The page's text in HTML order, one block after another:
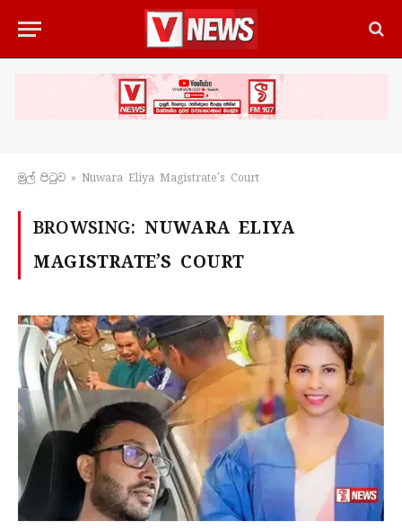
මුල් පිටු​ව » Nuwara Eliya Magistrate's Court
BROWSING: NUWARA ELIYA
MAGISTRATE’S COURT